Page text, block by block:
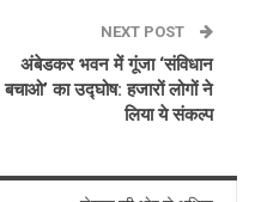
NEXT POST
अंबेडकर भवन में गूंजा ‘संविधान
बचाओ’ का उद्घोष: हजारों लोगों ने
लिया ये संकल्प